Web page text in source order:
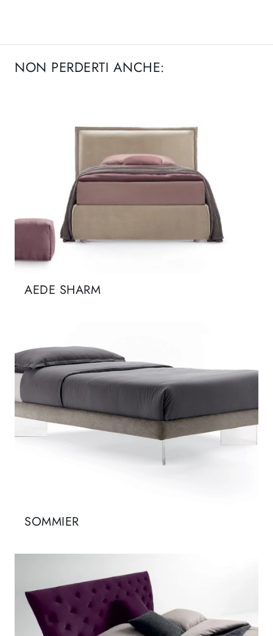
NON PERDERTI ANCHE:
AEDE SHARM
SOMMIER